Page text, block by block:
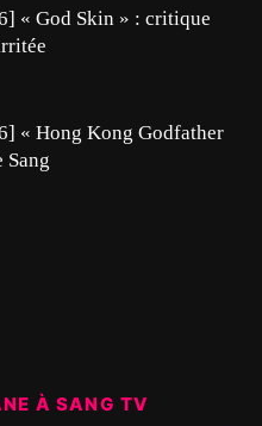
« God Skin » : critique
« Hong Kong Godfather
Sang
À SANG TV